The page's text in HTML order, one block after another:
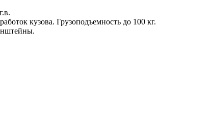
кузова. Грузоподъемность до 100 кг.